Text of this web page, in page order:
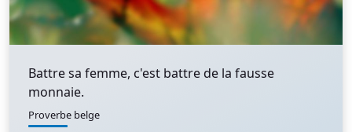
Battre sa femme, c'est battre de la fausse
monnaie.
Proverbe belge